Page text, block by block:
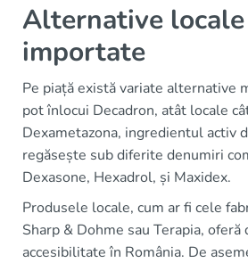
Alternative
importate
Pe piață există variate alternative
pot înlocui Decadron, atât locale
Dexametazona, ingredientul activ
regăsește sub diferite denumiri
Dexasone, Hexadrol, și Maxidex.
Produsele locale, cum ar fi cele
Sharp & Dohme sau Terapia,
accesibilitate în România. De